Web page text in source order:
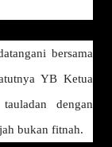
bersama
YB Ketua
dengan
bukan fitnah.